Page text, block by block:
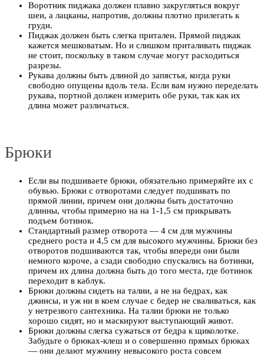
Воротник пиджака должен плавно закругляться вокруг
шеи, а лацканы, напротив, должны плотно прилегать к
груди.
Пиджак должен быть слегка притален. Прямой пиджак
кажется мешковатым. Но и слишком приталивать пиджак
не стоит, поскольку в таком случае могут расходиться
разрезы.
Рукава должны быть длиной до запястья, когда руки
свободно опущены вдоль тела. Если вам нужно переделать
рукава, портной должен измерить обе руки, так как их
длина может различаться.
Брюки
Если вы подшиваете брюки, обязательно примеряйте их с
обувью. Брюки с отворотами следует подшивать по
прямой линии, причем они должны быть достаточно
длинны, чтобы примерно на на 1-1,5 см прикрывать
подъем ботинок.
Стандартный размер отворота — 4 см для мужчины
среднего роста и 4,5 см для высокого мужчины. Брюки без
отворотов подшиваются так, чтобы впереди они были
немного короче, а сзади свободно спускались на ботинки,
причем их длина должна быть до того места, где ботинок
переходит в каблук.
Брюки должны сидеть на талии, а не на бедрах, как
джинсы, и уж ни в коем случае с бедер не сваливаться, как
у нетрезвого сантехника. На талии брюки не только
хорошо сидят, но и маскируют выступающий живот.
Брюки должны слегка сужаться от бедра к щиколотке.
Забудьте о брюках-клеш и о совершенно прямых брюках
— они делают мужчину невысокого роста совсем